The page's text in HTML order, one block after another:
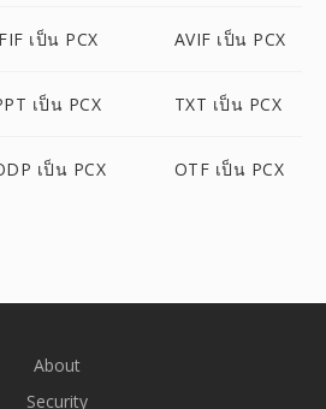
เป็น PCX AVIF เป็น PCX
เป็น PCX TXT เป็น PCX
เป็น PCX OTF เป็น PCX
About
Security